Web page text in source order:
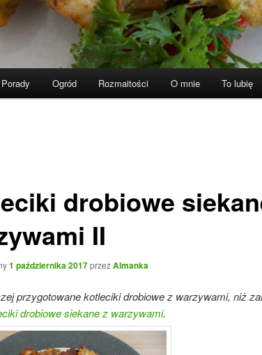
Porady Ogród Rozmaitości O mnie To lubię
drobiowe
II
1 października 2017przezAlmanka
przygotowane kotleciki drobiowe z warzywami, niż
drobiowe siekane z warzywami.